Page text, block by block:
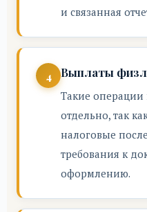
и связанная
Выплаты
Такие
отдельно, так
налоговые
требования к
оформлению.